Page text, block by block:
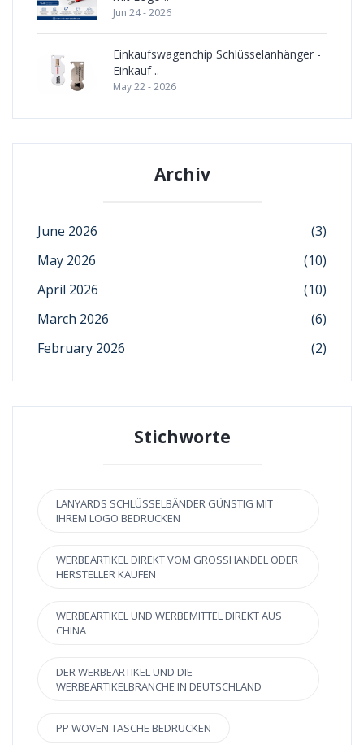
Jun 24 - 2026
Einkaufswagenchip Schlüsselanhänger -
Einkauf ..
May 22 - 2026
Archiv
June 2026
(3)
May 2026
(10)
April 2026
(10)
March 2026
(6)
February 2026
(2)
Stichworte
LANYARDS SCHLÜSSELBÄNDER GÜNSTIG MIT
IHREM LOGO BEDRUCKEN
WERBEARTIKEL DIREKT VOM GROSSHANDEL ODER H
ERSTELLER KAUFEN
WERBEARTIKEL UND WERBEMITTEL DIREKT AUS
CHINA
DER WERBEARTIKEL UND DIE
WERBEARTIKELBRANCHE IN DEUTSCHLAND
PP WOVEN TASCHE BEDRUCKEN